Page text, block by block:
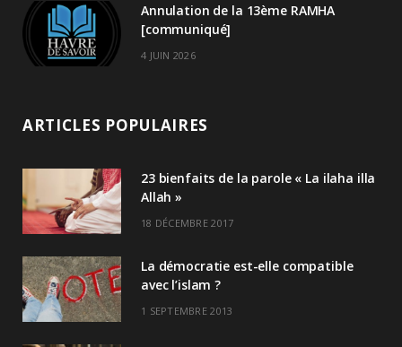
Annulation de la 13ème RAMHA
[communiqué]
4 JUIN 2026
ARTICLES POPULAIRES
23 bienfaits de la parole « La ilaha illa
Allah »
18 DÉCEMBRE 2017
La démocratie est-elle compatible
avec l’islam ?
1 SEPTEMBRE 2013